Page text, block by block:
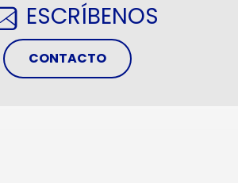
ESCRÍBENOS
CONTACTO